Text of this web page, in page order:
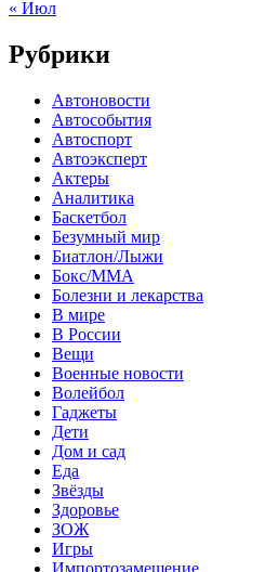
« Июл
Рубрики
Автоновости
Автособытия
Автоспорт
Автоэксперт
Актеры
Аналитика
Баскетбол
Безумный мир
Биатлон/Лыжи
Бокс/MMA
Болезни и лекарства
В мире
В России
Вещи
Военные новости
Волейбол
Гаджеты
Дети
Дом и сад
Еда
Звёзды
Здоровье
ЗОЖ
Игры
Импортозамещение